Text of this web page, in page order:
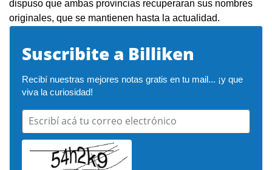
dispuso que ambas provincias recuperaran sus nombres
originales, que se mantienen hasta la actualidad.
Suscribite a Billiken
Recibí nuestras mejores notas gratis en tu mail... ¡y que
viva la curiosidad!
Escribí acá tu correo electrónico